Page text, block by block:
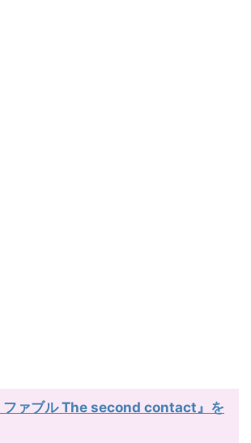
ファブル The second contact』を